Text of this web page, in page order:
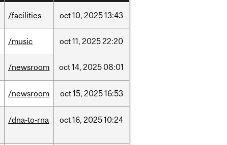
/facilities oct10, 202513:43
/music oct11, 202522:20
/newsroom oct14, 2025 08:01
/newsroom oct15, 202516:53
/dna-to-rna oct16, 202510:24